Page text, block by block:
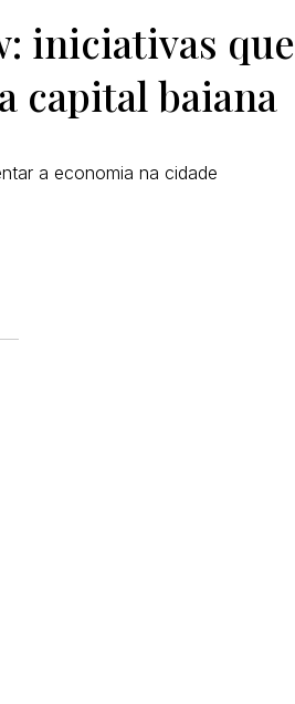
iniciativas que
capital baiana
a economia na cidade